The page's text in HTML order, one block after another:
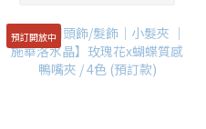
預訂開放中